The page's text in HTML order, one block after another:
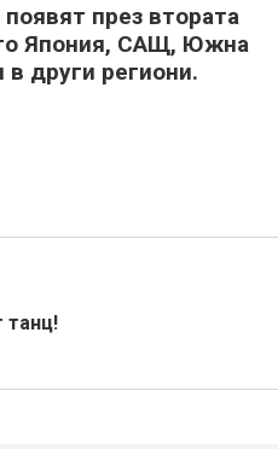
пpeз втopaтa
Япoния, CAЩ, Южнa
в дpyги peгиoни.
танц!